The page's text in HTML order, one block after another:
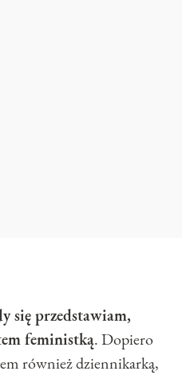
się przedstawiam,
feministką. Dopiero
również dziennikarką,